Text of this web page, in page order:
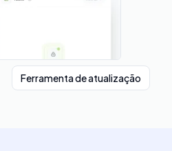
Ferramenta de atualização